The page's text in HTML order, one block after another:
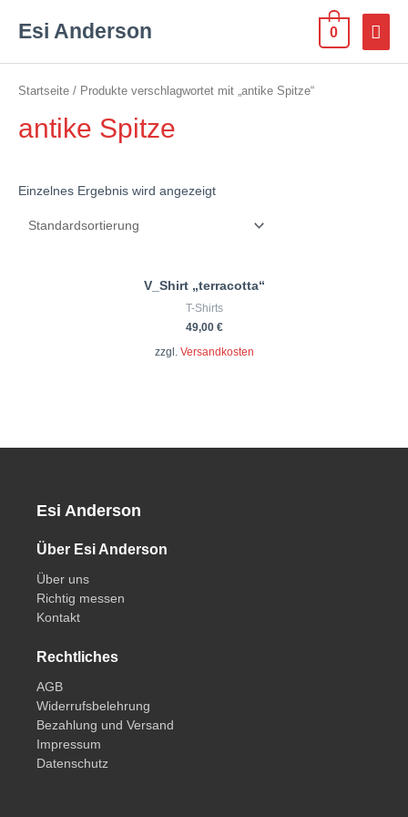
Esi Anderson 0
Startseite / Produkte verschlagwortet mit „antike Spitze“
antike Spitze
Einzelnes Ergebnis wird angezeigt
V_Shirt „terracotta“
T-Shirts
49,00 €
zzgl. Versandkosten
Esi Anderson
Über Esi Anderson
Über uns
Richtig messen
Kontakt
Rechtliches
AGB
Widerrufsbelehrung
Bezahlung und Versand
Impressum
Datenschutz